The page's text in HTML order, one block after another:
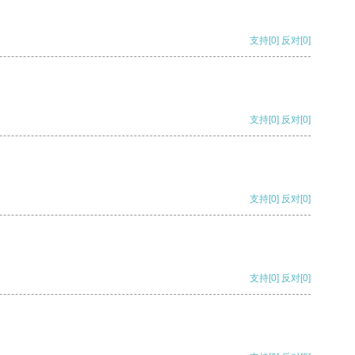
支持[0] 反对[0]
支持[0] 反对[0]
支持[0] 反对[0]
支持[0] 反对[0]